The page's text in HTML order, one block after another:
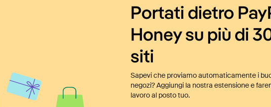
Portati dietro
Honey su più di
siti
Sapevi che proviamo automaticamente i
negozi? Aggiungi la nostra estensione e
lavoro al posto tuo.